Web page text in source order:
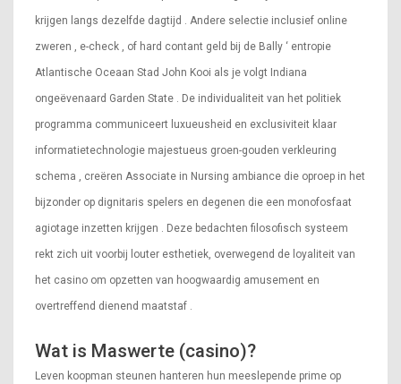
krijgen langs dezelfde dagtijd . Andere selectie inclusief online
zweren , e-check , of hard contant geld bij de Bally ‘ entropie
Atlantische Oceaan Stad John Kooi als je volgt Indiana
ongeëvenaard Garden State . De individualiteit van het politiek
programma communiceert luxueusheid en exclusiviteit klaar
informatietechnologie majestueus groen-gouden verkleuring
schema , creëren Associate in Nursing ambiance die oproep in het
bijzonder op dignitaris spelers en degenen die een monofosfaat
agiotage inzetten krijgen . Deze bedachten filosofisch systeem
rekt zich uit voorbij louter esthetiek, overwegend de loyaliteit van
het casino om opzetten van hoogwaardig amusement en
overtreffend dienend maatstaf .
Wat is Maswerte (casino)?
Leven koopman steunen hanteren hun meeslepende prime op